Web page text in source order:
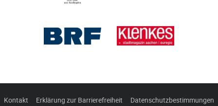
Kontakt Erklärung zur Barrierefreiheit Datenschutzbestimmungen